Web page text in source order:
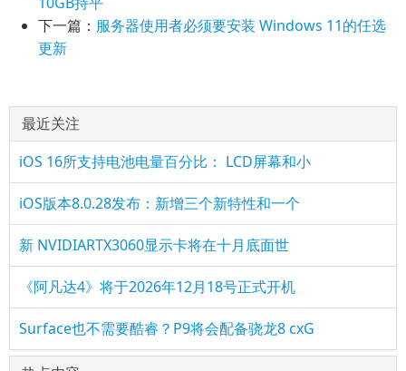
下一篇： 服务器使用者必须要安装 Windows 11的任选
更新
最近关注
iOS 16所支持电池电量百分比： LCD屏幕和小
iOS版本8.0.28发布：新增三个新特性和一个
新 NVIDIARTX3060显示卡将在十月底面世
《阿凡达4》将于2026年12月18号正式开机
Surface也不需要酷睿？P9将会配备骁龙8 cxG